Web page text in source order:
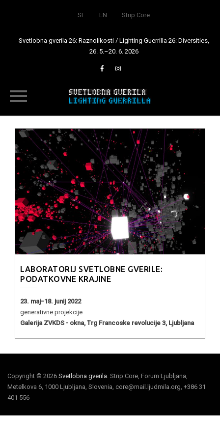
SI EN Strip Core
Svetlobna gverila 26: Raznolikosti / Lighting Guerrilla 26: Diversities,
26. 5.–20. 6. 2026
content
LABORATORIJ SVETLOBNE GVERILE:
PODATKOVNE KRAJINE
23. maj−18. junij 2022
generativne projekcije
Galerija ZVKDS - okna, Trg Francoske revolucije 3, Ljubljana
Copyright © 2026 Svetlobna gverila. Strip Core, Forum Ljubljana,
Metelkova 6, 1000 Ljubljana, Slovenia, core@mail.ljudmila.org, +386 31
401 556